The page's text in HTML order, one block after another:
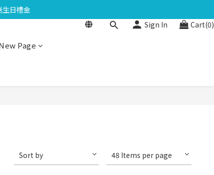
$200
日禮金
Sign In Cart(0)
Page
Sort by 48 Items per page